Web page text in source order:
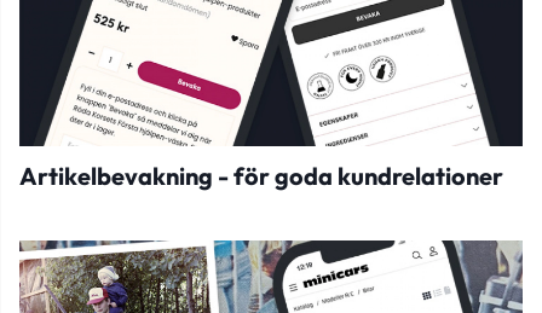
Artikelbevakning - för goda kundrelationer